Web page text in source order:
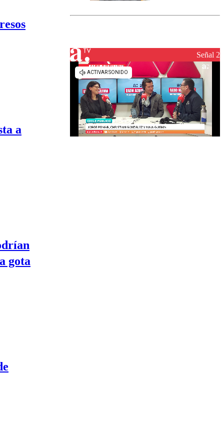
a
gota
el fin de la
reconstrucciónSeñal 2